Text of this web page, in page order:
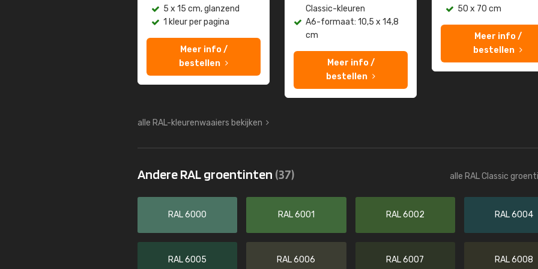
5 x 15 cm, glanzend
1 kleur per pagina
Meer info /
bestellen
Classic-kleuren
A6-formaat: 10,5 x 14,8
cm
Meer info /
bestellen
50 x 70 cm
Meer info /
bestellen
alle RAL-kleurenwaaiers bekijken
Andere RAL groentinten (37) alle RAL Classic
RAL 6000 RAL 6001 RAL 6002 RAL 6004
RAL 6005 RAL 6006 RAL 6007 RAL 6008